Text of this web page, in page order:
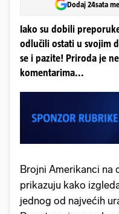
Dodaj 24sata
Iako su dobili
odlučili ostati u svojim
se i pazite! Priroda je
komentarima...
Brojni Amerikanci na
prikazuju kako
jednog od najvećih